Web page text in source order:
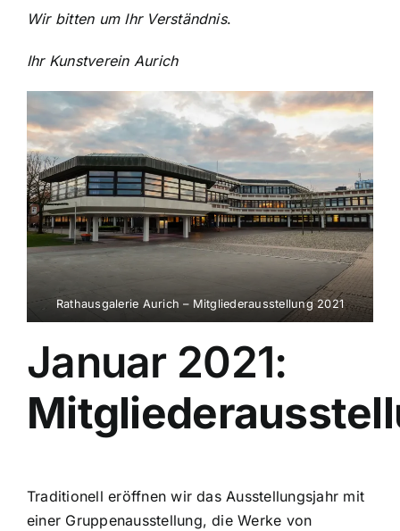
Wir bitten um Ihr Verständnis.
Ihr Kunstverein Aurich
Rathausgalerie Aurich – Mitgliederausstellung 2021
Januar 2021:
Traditionell eröffnen wir das Ausstellungsjahr mit
einer Gruppenausstellung, die Werke von